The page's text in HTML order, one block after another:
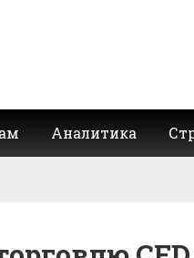
Аналитика